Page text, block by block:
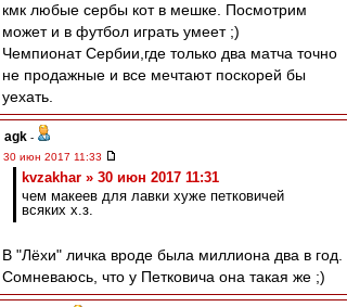
кмк любые сербы кот в мешке. Посмотрим
может и в футбол играть умеет ;)
Чемпионат Сербии,где только два матча точно
не продажные и все мечтают поскорей бы
уехать.
agk -
30 июн 2017 11:33
kvzakhar » 30 июн 2017 11:31
чем макеев для лавки хуже петковичей
всяких х.з.
В "Лёхи" личка вроде была миллиона два в год.
Сомневаюсь, что у Петковича она такая же ;)